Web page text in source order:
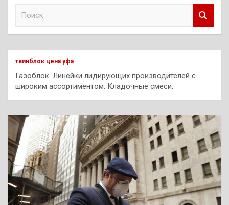
к
твинблок цена уфа
Газоблок. Линейки лидирующих производителей с
широким ассортиментом. Кладочные смеси.